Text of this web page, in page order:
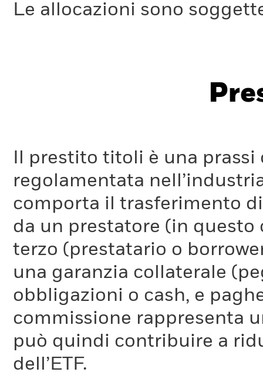
Le allocazioni sono
Il prestito titoli è una
regolamentata
comporta il trasferimento
da un prestatore (in questo
terzo (prestatario o
una garanzia collaterale
obbligazioni o cash, e
commissione rappresenta
può quindi contribuire a
dell’ETF.